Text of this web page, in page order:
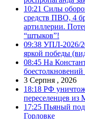
10:21 Силы
средств ПВО, 4
артиллерии.
“штыков”!
09:38 УПЛ-2026/
яркой победы
08:45 На
3 Серпня , 2026
18:18 РФ
переселенцев из
17:25 Пьяный
Горловке